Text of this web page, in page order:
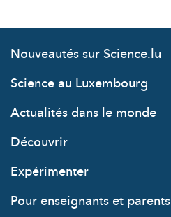
Nouveautés sur Science.lu
Science au Luxembourg
Actualités dans le monde
Découvrir
Expérimenter
Pour enseignants et parents